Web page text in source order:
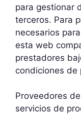
para gestionar
terceros. Para
necesarios
esta web
prestadores
condiciones de
Proveedores
servicios de